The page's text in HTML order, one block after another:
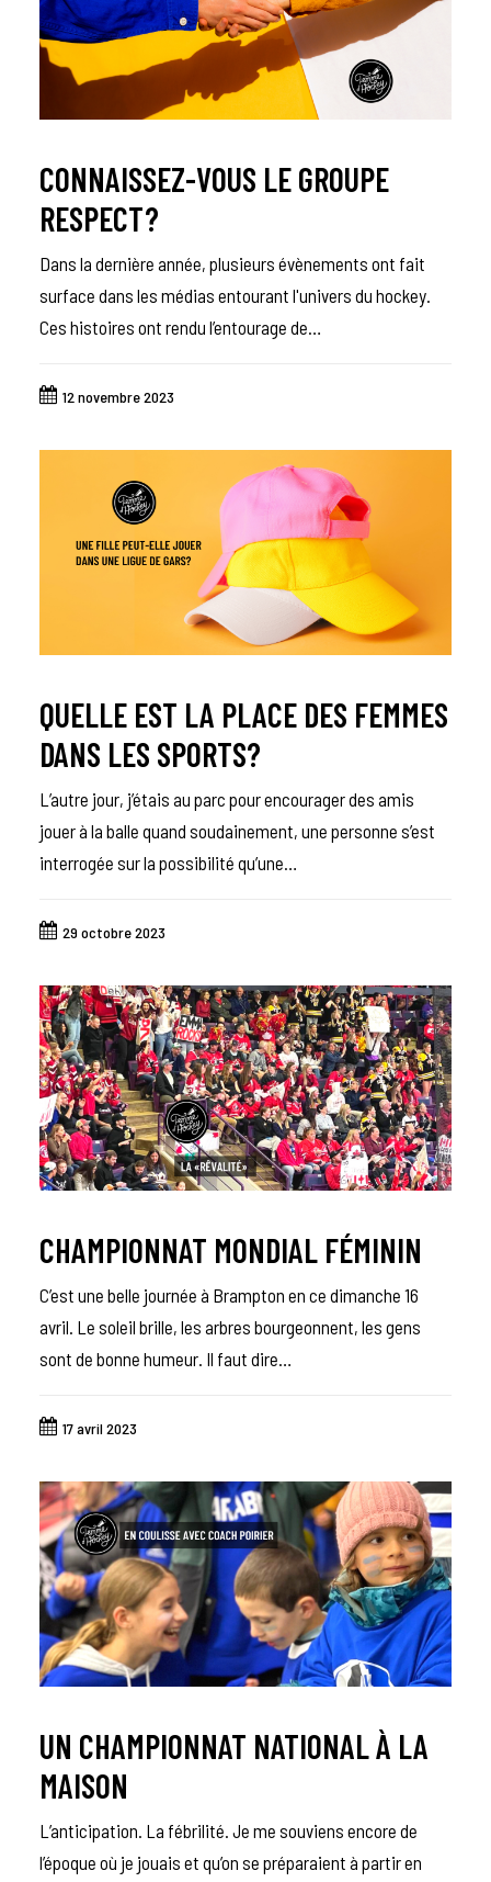
CONNAISSEZ-VOUS LE GROUPE
RESPECT?
Dans la dernière année, plusieurs évènements ont fait
surface dans les médias entourant l'univers du hockey.
Ces histoires ont rendu l’entourage de…
12 novembre 2023
QUELLE EST LA PLACE DES FEMMES
DANS LES SPORTS?
L’autre jour, j’étais au parc pour encourager des amis
jouer à la balle quand soudainement, une personne s’est
interrogée sur la possibilité qu’une…
29 octobre 2023
CHAMPIONNAT MONDIAL FÉMININ
C’est une belle journée à Brampton en ce dimanche 16
avril. Le soleil brille, les arbres bourgeonnent, les gens
sont de bonne humeur. Il faut dire…
17 avril 2023
UN CHAMPIONNAT NATIONAL À LA
MAISON
L’anticipation. La fébrilité. Je me souviens encore de
l’époque où je jouais et qu’on se préparaient à partir en